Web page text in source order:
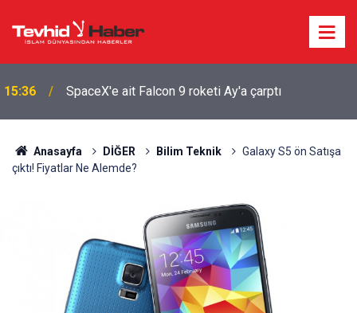
13:04
“ABD üslerinin hedefi İran’dır”
Anasayfa DİĞER Bilim Teknik
Galaxy S5 ön Satışa
çıktı! Fiyatlar Ne Alemde?